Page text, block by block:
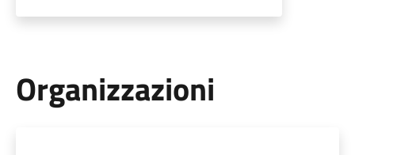
Organizzazioni